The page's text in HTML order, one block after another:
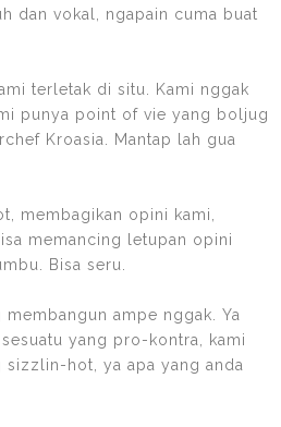
dan vokal, ngapain cuma buat
terletak di situ. Kami nggak
punya point of vie yang boljug
Kroasia. Mantap lah gua
membagikan opini kami,
memancing letupan opini
Bisa seru.
ampe nggak. Ya
yang pro-kontra, kami
sizzlin-hot, ya apa yang anda